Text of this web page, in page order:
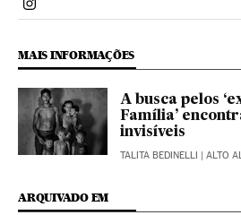
Politica El País Brasil en Instagram
MAIS INFORMAÇÕES
A busca pelos
Família’
invisíveis
TALITA BEDINELLI | ALTO
ARQUIVADO EM